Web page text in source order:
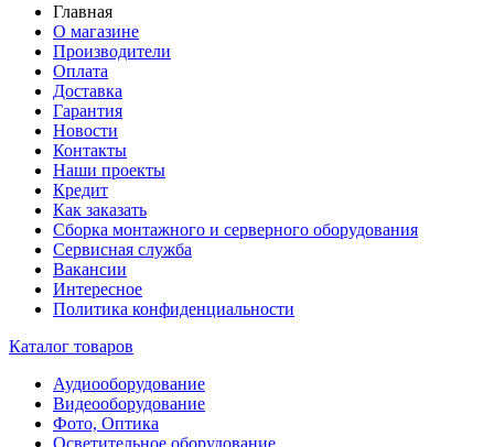
Главная
О магазине
Производители
Оплата
Доставка
Гарантия
Новости
Контакты
Наши проекты
Кредит
Как заказать
Сборка монтажного и серверного оборудования
Сервисная служба
Вакансии
Интересное
Политика конфиденциальности
Каталог товаров
Аудиооборудование
Видеооборудование
Фото, Оптика
Осветительное оборудование